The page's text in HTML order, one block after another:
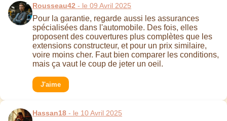
Rousseau42 - le 09 Avril 2025
Pour la garantie, regarde aussi les assurances
spécialisées dans l'automobile. Des fois, elles
proposent des couvertures plus complètes que les
extensions constructeur, et pour un prix similaire,
voire moins cher. Faut bien comparer les conditions,
mais ça vaut le coup de jeter un oeil.
J'aime
Hassan18 - le 10 Avril 2025